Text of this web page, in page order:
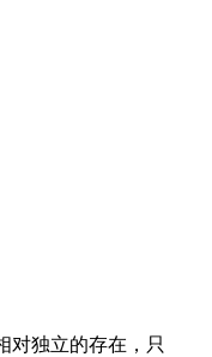
对独立的存在，只